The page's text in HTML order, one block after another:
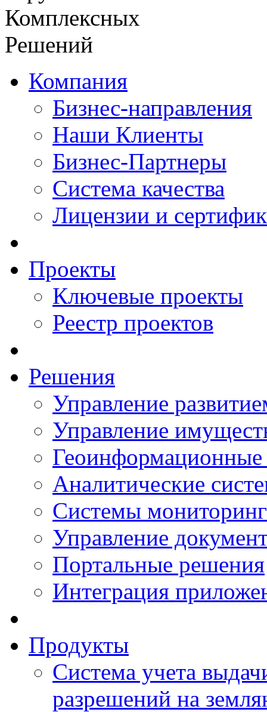
Компания
Бизнес-направления
Наши Клиенты
Бизнес-Партнеры
Система качества
Лицензии и
Проекты
Ключевые проекты
Реестр проектов
Решения
Управление
Управление
Аналитические
Системы
Управление
Портальные решения
Интеграция
Продукты
Система учета
разрешений на